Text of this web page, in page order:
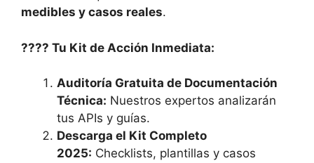
medibles y casos reales.
???? Tu Kit de Acción Inmediata:
Auditoría Gratuita de Documentación
Técnica: Nuestros expertos analizarán
tus APIs y guías.
Descarga el Kit Completo
2025: Checklists, plantillas y casos